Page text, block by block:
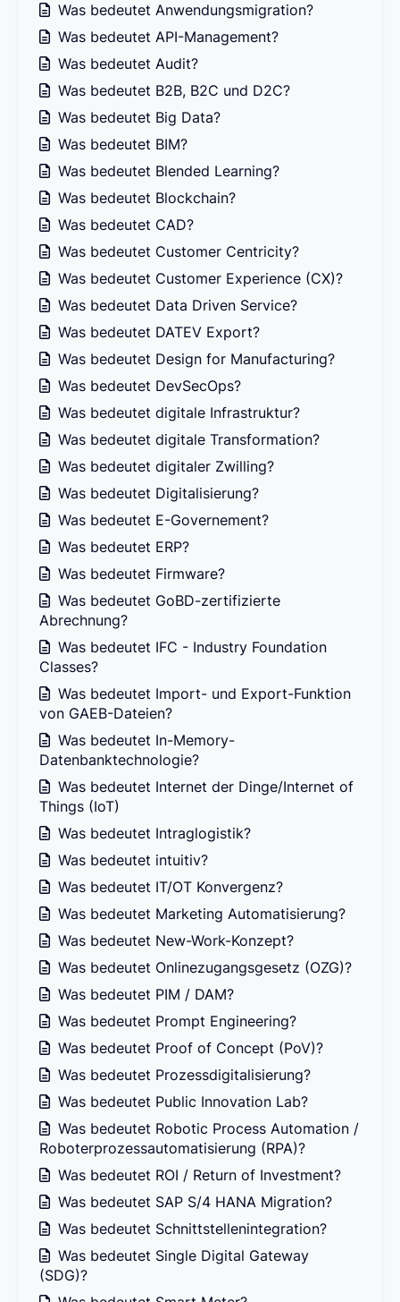
Was bedeutet Anwendungsmigration?
Was bedeutet API-Management?
Was bedeutet Audit?
Was bedeutet B2B, B2C und D2C?
Was bedeutet Big Data?
Was bedeutet BIM?
Was bedeutet Blended Learning?
Was bedeutet Blockchain?
Was bedeutet CAD?
Was bedeutet Customer Centricity?
Was bedeutet Customer Experience (CX)?
Was bedeutet Data Driven Service?
Was bedeutet DATEV Export?
Was bedeutet Design for Manufacturing?
Was bedeutet DevSecOps?
Was bedeutet digitale Infrastruktur?
Was bedeutet digitale Transformation?
Was bedeutet digitaler Zwilling?
Was bedeutet Digitalisierung?
Was bedeutet E-Governement?
Was bedeutet ERP?
Was bedeutet Firmware?
Was bedeutet GoBD-zertifizierte
Abrechnung?
Was bedeutet IFC - Industry Foundation
Classes?
Was bedeutet Import- und Export-Funktion
von GAEB-Dateien?
Was bedeutet In-Memory-
Datenbanktechnologie?
Was bedeutet Internet der Dinge/Internet of
Things (IoT)
Was bedeutet Intraglogistik?
Was bedeutet intuitiv?
Was bedeutet IT/OT Konvergenz?
Was bedeutet Marketing Automatisierung?
Was bedeutet New-Work-Konzept?
Was bedeutet Onlinezugangsgesetz (OZG)?
Was bedeutet PIM / DAM?
Was bedeutet Prompt Engineering?
Was bedeutet Proof of Concept (PoV)?
Was bedeutet Prozessdigitalisierung?
Was bedeutet Public Innovation Lab?
Was bedeutet Robotic Process Automation /
Roboterprozessautomatisierung (RPA)?
Was bedeutet ROI / Return of Investment?
Was bedeutet SAP S/4 HANA Migration?
Was bedeutet Schnittstellenintegration?
Was bedeutet Single Digital Gateway
(SDG)?